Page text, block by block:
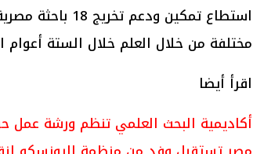
استطاع تمكين
مختلفة من خلال العلم خلال الستة أعوام
اقرأ أيضا
أكاديمية البحث العلمي تنظم ورشة عمل